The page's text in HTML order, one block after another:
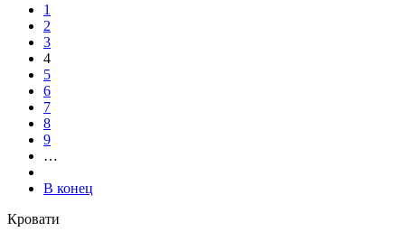
1
2
3
4
5
6
7
8
9
…
В конец
Кровати